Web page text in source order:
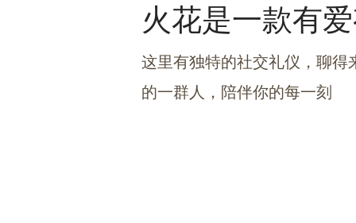
火花是一款有
这里有独特的社交礼仪，聊
的一群人，陪伴你的每一刻